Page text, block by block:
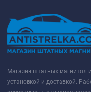
Магазин штатных магнитол
установкой и доставкой.